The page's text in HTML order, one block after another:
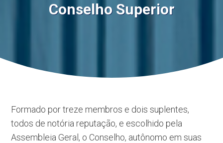
Conselho Superior
Formado por treze membros e dois suplentes,
todos de notória reputação, e escolhido pela
Assembleia Geral, o Conselho, autônomo em suas